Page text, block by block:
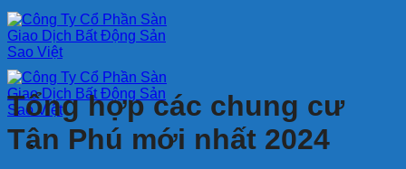
Bỏ
qua
nội
dung
Tổng hợp các chung cư
Tân Phú mới nhất 2024